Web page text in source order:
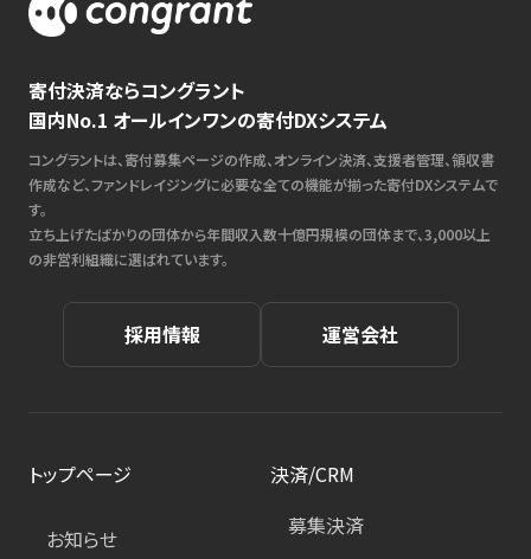
寄付決済ならコングラント
国内No.1 オールインワンの寄付DXシステム
コングラントは、寄付募集ページの作成、オンライン決済、支援者管理、領収書
作成など、ファンドレイジングに必要な全ての機能が揃った寄付DXシステムで
す。
立ち上げたばかりの団体から年間収入数十億円規模の団体まで、3,000以上
の非営利組織に選ばれています。
採用情報 運営会社
トップページ
お知らせ
決済/CRM
募集決済